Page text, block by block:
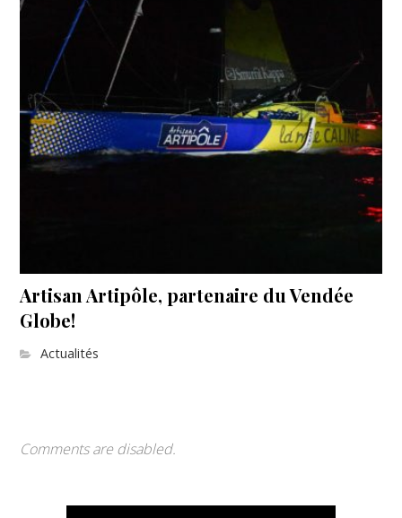
Artisan Artipôle, partenaire du Vendée
Globe!
Actualités
Comments are disabled.